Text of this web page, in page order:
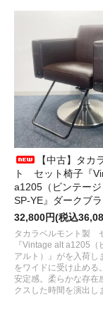
【中古】タカ
ト セット椅子『
a1205（ビンテージ
SP-YE』ダークブ
32,800円(税込
タカラベルモント製
『Vintage alt a1205（
アルト）』がを入荷し
をワイドに受け止める
安定感。柔らかな存在
クスした時間を演出し